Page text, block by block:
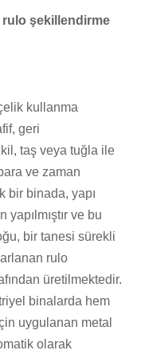
rulo şekillendirme
kullanma
geri
taş veya tuğla ile
ve zaman
bir binada, yapı
ve bu
bir tanesi sürekli
rulo
üretilmektedir.
binalarda hem
uygulanan metal
olarak